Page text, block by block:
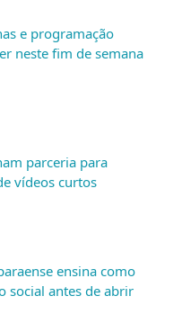
e programação
neste fim de semana
parceria para
vídeos curtos
ensina como
social antes de abrir